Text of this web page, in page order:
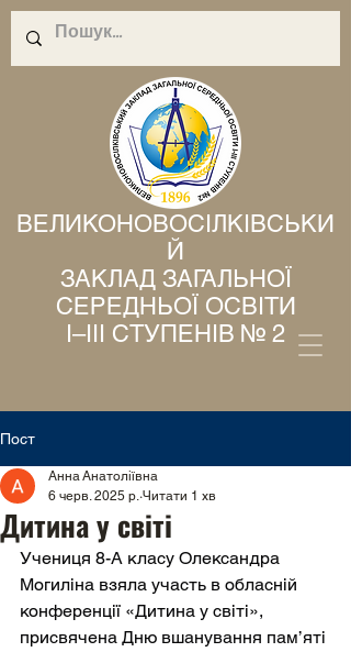
ВЕЛИКОНОВОСІЛКІВСЬКИ
Й
ЗАКЛАД ЗАГАЛЬНОЇ
СЕРЕДНЬОЇ ОСВІТИ
І–ІІІ СТУПЕНІВ № 2
Пост
Дитина у світі
Анна Анатоліївна
6 черв. 2025 р. Читати 1 хв
Учениця 8-А класу Олександра
Могиліна взяла участь в обласній
конференції «Дитина у світі»,
присвячена Дню вшанування пам’яті